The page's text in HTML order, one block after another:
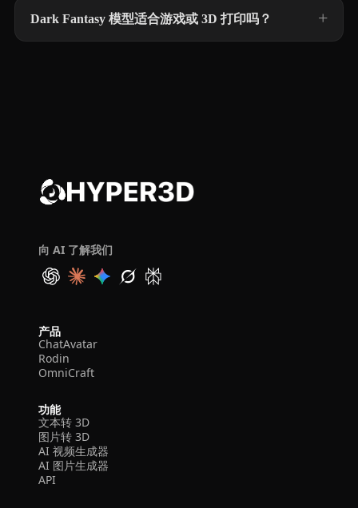
Dark Fantasy 模型适合游戏或 3D 打印吗？
向 AI 了解我们
产品
ChatAvatar
Rodin
OmniCraft
功能
文本转 3D
图片转 3D
AI 视频生成器
AI 图片生成器
API